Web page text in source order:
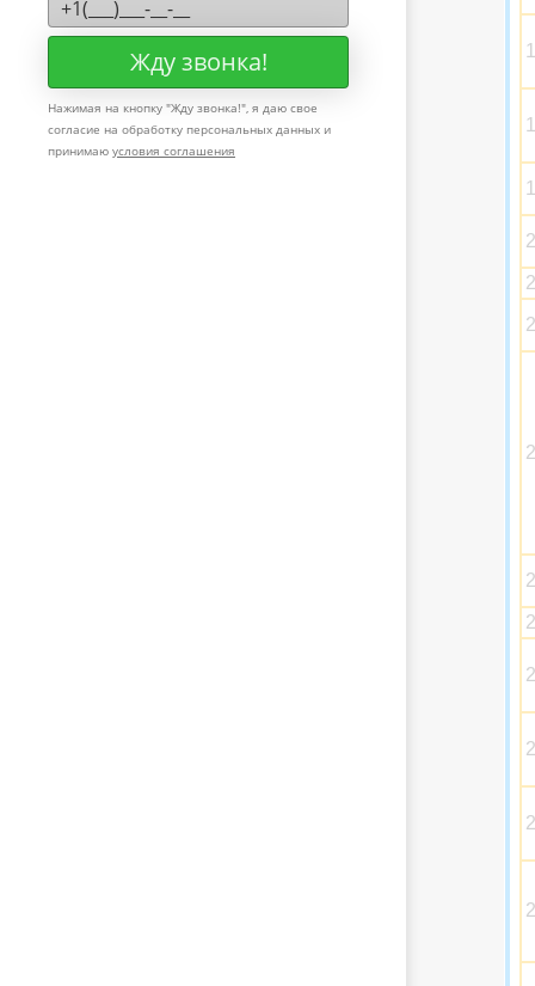
Жду звонка!
Нажимая на кнопку "Жду звонка!", я даю свое
согласие на обработку персональных данных и
принимаю условия соглашения